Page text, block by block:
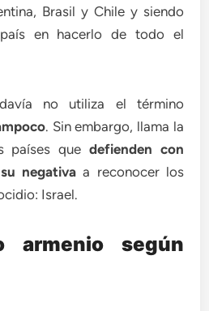
Brasil y Chile y siendo
en hacerlo de todo el
no utiliza el término
. Sin embargo, llama la
países que defienden con
negativa a reconocer los
Israel.
armenio según